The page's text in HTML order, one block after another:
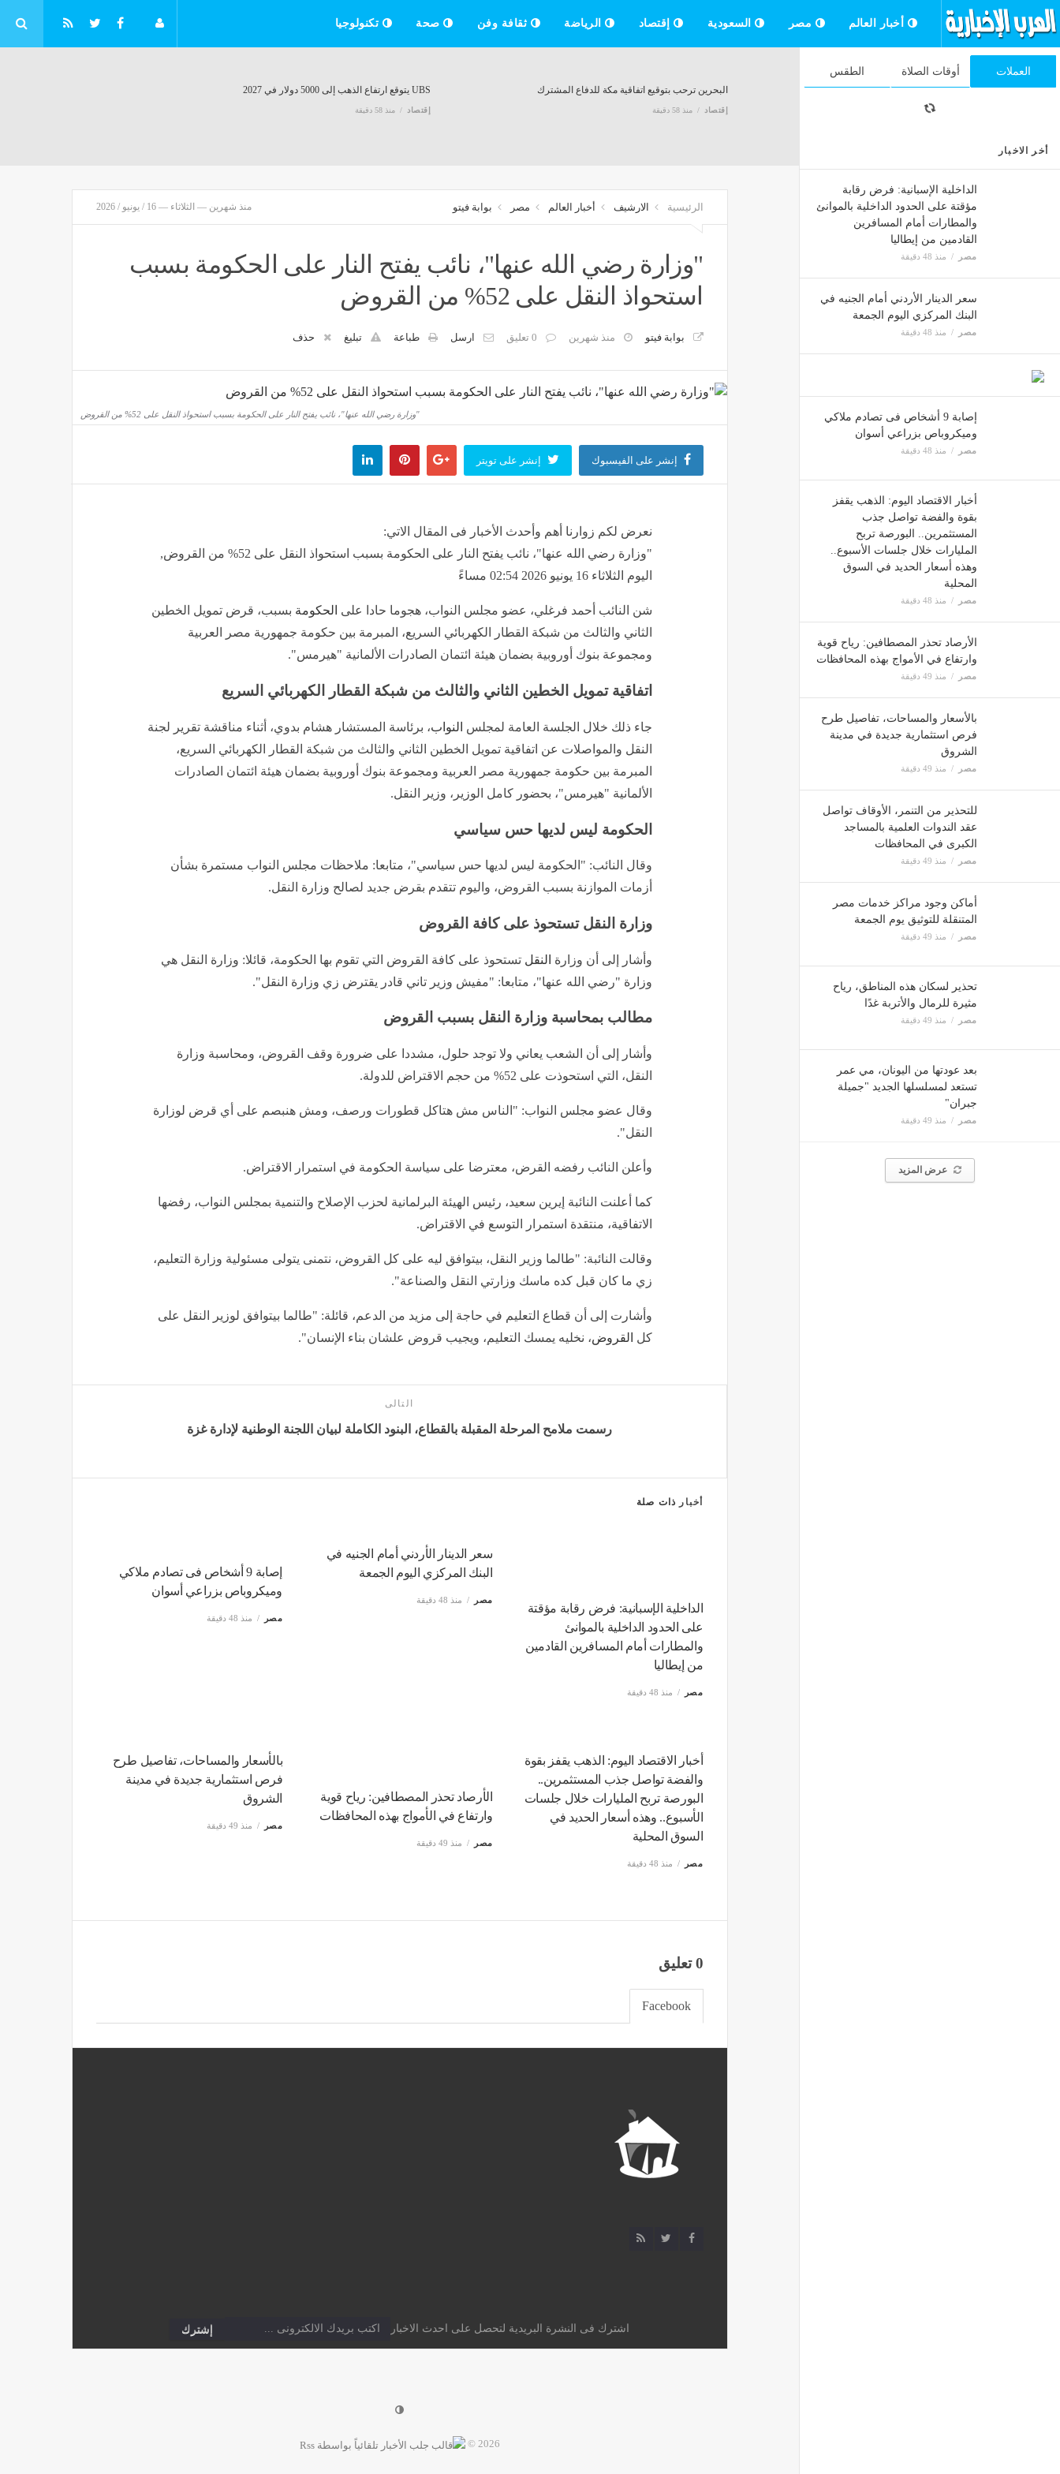
أخبار العالم مصر السعودية إقتصاد الرياضة ثقافة وفن صحة تكنولوجيا
العملات أوقات الصلاة الطقس
أخر الاخبار
الداخلية الإسبانية: فرض رقابة
مؤقتة على الحدود الداخلية بالموانئ
والمطارات أمام المسافرين
القادمين من إيطاليا
مصر منذ 48 دقيقة
سعر الدينار الأردني أمام الجنيه في
البنك المركزي اليوم الجمعة
مصر منذ 48 دقيقة
إصابة 9 أشخاص فى تصادم ملاكي
وميكروباص بزراعي أسوان
مصر منذ 48 دقيقة
أخبار الاقتصاد اليوم: الذهب يقفز
بقوة والفضة تواصل جذب
المستثمرين.. البورصة تربح
المليارات خلال جلسات الأسبوع..
وهذه أسعار الحديد في السوق
المحلية
مصر منذ 48 دقيقة
الأرصاد تحذر المصطافين: رياح قوية
وارتفاع في الأمواج بهذه المحافظات
مصر منذ 49 دقيقة
بالأسعار والمساحات، تفاصيل طرح
فرص استثمارية جديدة في مدينة
الشروق
مصر منذ 49 دقيقة
للتحذير من التنمر، الأوقاف تواصل
عقد الندوات العلمية بالمساجد
الكبرى في المحافظات
مصر منذ 49 دقيقة
أماكن وجود مراكز خدمات مصر
المتنقلة للتوثيق يوم الجمعة
مصر منذ 49 دقيقة
تحذير لسكان هذه المناطق، رياح
مثيرة للرمال والأتربة غدًا
مصر منذ 49 دقيقة
بعد عودتها من اليونان، مي عمر
تستعد لمسلسلها الجديد "جميلة
جبران"
مصر منذ 49 دقيقة
عرض المزيد
البحرين ترحب بتوقيع اتفاقية مكة للدفاع المشترك
إقتصاد منذ 58 دقيقة
UBS يتوقع ارتفاع الذهب إلى 5000 دولار في 2027
إقتصاد منذ 58 دقيقة
منذ 59 دقيقة سيتي يرفع توقعاته لأسعار خام برنت بالربع الثالث
رئيس الوزراء العراقي يستقبل رئيس الاستخبارات العامة السعودي
إقتصاد منذ 59 دقيقة
منذ 59 دقيقة
3 دول عربية تدين هجوم الحوثيين على نجران وتؤكد دعمها للسعودية
الرئيسية الارشيف أخبار العالم مصر بوابة فيتو منذ شهرين — الثلاثاء — 16 / يونيو / 2026
"وزارة رضي الله عنها"، نائب يفتح النار على الحكومة بسبب
استحواذ النقل على 52% من القروض
بوابة فيتو منذ شهرين 0 تعليق ارسل طباعة تبليغ حذف
"وزارة رضي الله عنها"، نائب يفتح النار على الحكومة بسبب استحواذ النقل على 52% من القروض
إنشر على الفيسبوك إنشر على تويتر
نعرض لكم زوارنا أهم وأحدث الأخبار فى المقال الاتي:
"وزارة رضي الله عنها"، نائب يفتح النار على الحكومة بسبب استحواذ النقل على 52% من القروض,
اليوم الثلاثاء 16 يونيو 2026 02:54 مساءً
شن النائب أحمد فرغلي، عضو مجلس النواب، هجوما حادا على الحكومة بسبب، قرض تمويل الخطين
الثاني والثالث من شبكة القطار الكهربائي السريع، المبرمة بين حكومة جمهورية مصر العربية
ومجموعة بنوك أوروبية بضمان هيئة ائتمان الصادرات الألمانية "هيرمس".
اتفاقية تمويل الخطين الثاني والثالث من شبكة القطار الكهربائي السريع
جاء ذلك خلال الجلسة العامة لمجلس النواب، برئاسة المستشار هشام بدوي، أثناء مناقشة تقرير لجنة
النقل والمواصلات عن اتفاقية تمويل الخطين الثاني والثالث من شبكة القطار الكهربائي السريع،
المبرمة بين حكومة جمهورية مصر العربية ومجموعة بنوك أوروبية بضمان هيئة ائتمان الصادرات
الألمانية "هيرمس"، بحضور كامل الوزير، وزير النقل.
الحكومة ليس لديها حس سياسي
وقال النائب: "الحكومة ليس لديها حس سياسي"، متابعا: ملاحظات مجلس النواب مستمرة بشأن
أزمات الموازنة بسبب القروض، واليوم تتقدم بقرض جديد لصالح وزارة النقل.
وزارة النقل تستحوذ على كافة القروض
وأشار إلى أن وزارة النقل تستحوذ على كافة القروض التي تقوم بها الحكومة، قائلا: وزارة النقل هي
وزارة "رضي الله عنها"، متابعا: "مفيش وزير تاني قادر يقترض زي وزارة النقل".
مطالب بمحاسبة وزارة النقل بسبب القروض
وأشار إلى أن الشعب يعاني ولا توجد حلول، مشددا على ضرورة وقف القروض، ومحاسبة وزارة
النقل، التي استحوذت على 52% من حجم الاقتراض للدولة.
وقال عضو مجلس النواب: "الناس مش هتاكل قطورات ورصف، ومش هنبصم على أي قرض لوزارة
النقل".
وأعلن النائب رفضه القرض، معترضا على سياسة الحكومة في استمرار الاقتراض.
كما أعلنت النائبة إيرين سعيد، رئيس الهيئة البرلمانية لحزب الإصلاح والتنمية بمجلس النواب، رفضها
الاتفاقية، منتقدة استمرار التوسع في الاقتراض.
وقالت النائبة: "طالما وزير النقل، بيتوافق ليه على كل القروض، نتمنى يتولى مسئولية وزارة التعليم،
زي ما كان قبل كده ماسك وزارتي النقل والصناعة".
وأشارت إلى أن قطاع التعليم في حاجة إلى مزيد من الدعم، قائلة: "طالما بيتوافق لوزير النقل على
كل القروض، نخليه يمسك التعليم، ويجيب قروض علشان بناء الإنسان".
التالى
رسمت ملامح المرحلة المقبلة بالقطاع، البنود الكاملة لبيان اللجنة الوطنية لإدارة غزة
أخبار ذات صلة
الداخلية الإسبانية: فرض رقابة مؤقتة
على الحدود الداخلية بالموانئ
والمطارات أمام المسافرين القادمين
من إيطاليا
مصر منذ 48 دقيقة
سعر الدينار الأردني أمام الجنيه في
البنك المركزي اليوم الجمعة
مصر منذ 48 دقيقة
إصابة 9 أشخاص فى تصادم ملاكي
وميكروباص بزراعي أسوان
مصر منذ 48 دقيقة
أخبار الاقتصاد اليوم: الذهب يقفز بقوة
والفضة تواصل جذب المستثمرين..
البورصة تربح المليارات خلال جلسات
الأسبوع.. وهذه أسعار الحديد في
السوق المحلية
مصر منذ 48 دقيقة
الأرصاد تحذر المصطافين: رياح قوية
وارتفاع في الأمواج بهذه المحافظات
مصر منذ 49 دقيقة
بالأسعار والمساحات، تفاصيل طرح
فرص استثمارية جديدة في مدينة
الشروق
مصر منذ 49 دقيقة
0 تعليق
Facebook
اشترك فى النشرة البريدية لتحصل على احدث الاخبار
2026 ©